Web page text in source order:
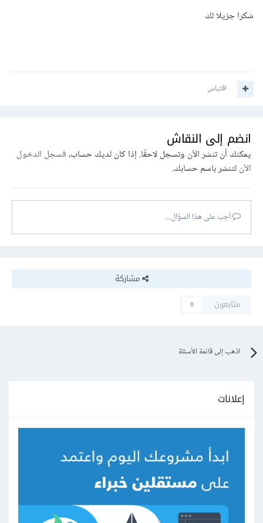
شكرا جزيلا لك
اقتباس
انضم إلى النقاش
يمكنك أن تنشر الآن وتسجل لاحقًا. إذا كان لديك حساب،فسجل الدخول
الآنلتنشر باسم حسابك.
أجب على هذا السؤال...
مشاركة
متابعون
0
اذهب إلى قائمة الأسئلة
إعلانات